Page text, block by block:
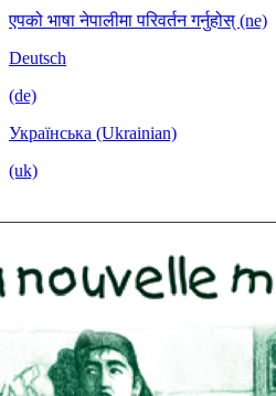
एपको भाषा नेपालीमा परिवर्तन
Українська (Ukrainian)